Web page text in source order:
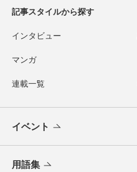
記事スタイルから探す
インタビュー
マンガ
連載一覧
イベント
用語集